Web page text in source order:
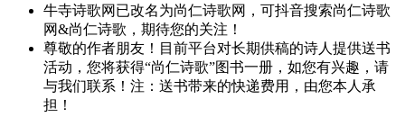
牛寺诗歌网已改名为尚仁诗歌网，可抖音搜索尚仁诗歌
网&尚仁诗歌，期待您的关注！
尊敬的作者朋友！目前平台对长期供稿的诗人提供送书
活动，您将获得“尚仁诗歌”图书一册，如您有兴趣，请
与我们联系！注：送书带来的快递费用，由您本人承
担！